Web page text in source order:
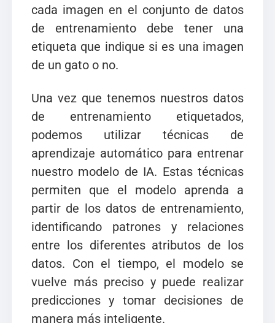
cada imagen en el conjunto de datos
de entrenamiento debe tener una
etiqueta que indique si es una imagen
de un gato o no.
Una vez que tenemos nuestros datos
de entrenamiento etiquetados,
podemos utilizar técnicas de
aprendizaje automático para entrenar
nuestro modelo de IA. Estas técnicas
permiten que el modelo aprenda a
partir de los datos de entrenamiento,
identificando patrones y relaciones
entre los diferentes atributos de los
datos. Con el tiempo, el modelo se
vuelve más preciso y puede realizar
predicciones y tomar decisiones de
manera más inteligente.